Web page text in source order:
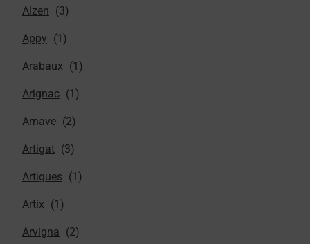
Alzen
Appy
Arabaux
Arignac
Arnave
Artigat
Artigues
Artix
Arvigna